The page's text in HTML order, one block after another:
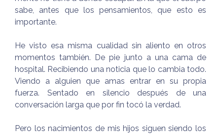
sabe, antes que los pensamientos, que esto es
importante.
He visto esa misma cualidad sin aliento en otros
momentos también. De pie junto a una cama de
hospital. Recibiendo una noticia que lo cambia todo.
Viendo a alguien que amas entrar en su propia
fuerza. Sentado en silencio después de una
conversación larga que por fin tocó la verdad.
Pero los nacimientos de mis hijos siguen siendo los